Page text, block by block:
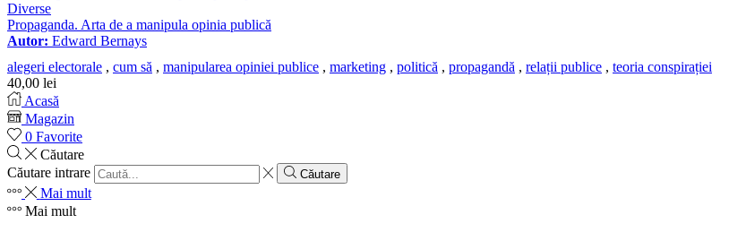
Diverse
Propaganda. Arta de a manipula opinia publică
Autor: Edward Bernays
alegeri electorale , cum să , manipularea opiniei publice , marketing , politică , propagandă , relații publice , teoria conspirației
40,00 lei
Acasă
Magazin
0 Favorite
Căutare
Căutare intrare
Căutare
Mai mult
Mai mult